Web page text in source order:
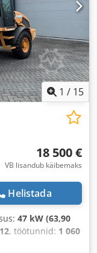
1 / 15
18 500 €
VB lisandub käibemaks
Helistada
47 kW (63,90
, töötunnid: 1 060